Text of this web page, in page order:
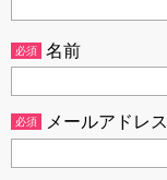
必須 名前
必須 メールアドレス